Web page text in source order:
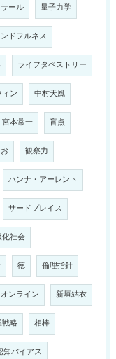
ール 量子力学
ドフルネス
ライフタペストリー
ン 中村天風
宮本常一 盲点
観察力
ハンナ・アーレント
サードプレイス
社会
徳 倫理指針
オンライン 新垣結衣
略 相棒
知バイアス